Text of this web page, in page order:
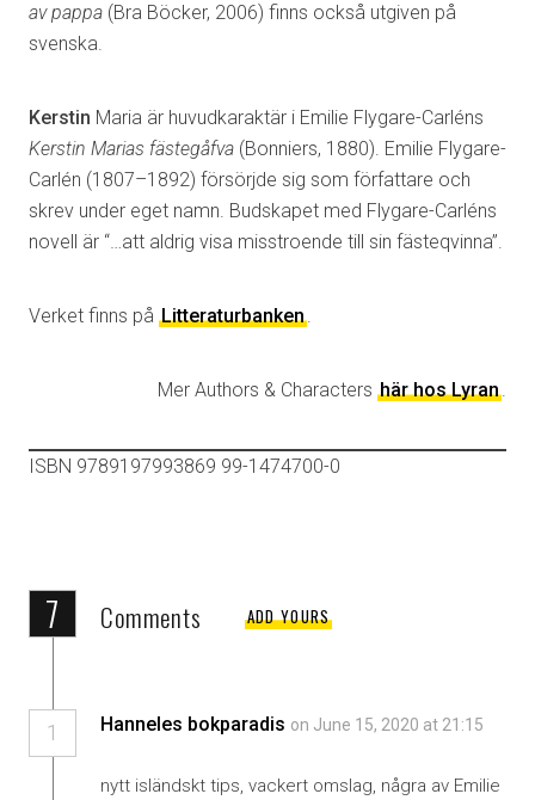
av pappa (Bra Böcker, 2006) finns också utgiven på
svenska.
Kerstin Maria är huvudkaraktär i Emilie Flygare-Carléns
Kerstin Marias fästegåfva (Bonniers, 1880). Emilie Flygare-
Carlén (1807–1892) försörjde sig som författare och
skrev under eget namn. Budskapet med Flygare-Carléns
novell är “…att aldrig visa misstroende till sin fästeqvinna”.
Verket finns på Litteraturbanken.
Mer Authors & Characters här hos Lyran.
ISBN 9789197993869 99-1474700-0
7 Comments ADD YOURS
1 Hanneles bokparadis on June 15, 2020 at 21:15
nytt isländskt tips, vackert omslag, några av Emilie